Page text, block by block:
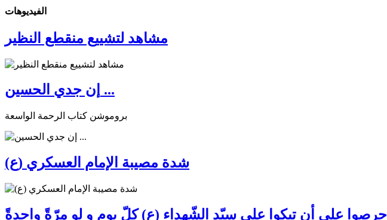
الفیدیوهات
مشاهد لتشييع منقطع النظير
إن جدي الحسين ...
بروموشن كتاب الرحمة الواسعة
شدة مصيبة الإمام العسكري (ع)
احرصوا على أن تبكوا على سيّد الشّهداء (ع) كلّ يوم و لو مرّةً واحدةً